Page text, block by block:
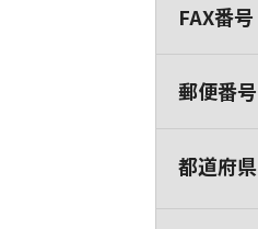
FAX番号
郵便番号
都道府県